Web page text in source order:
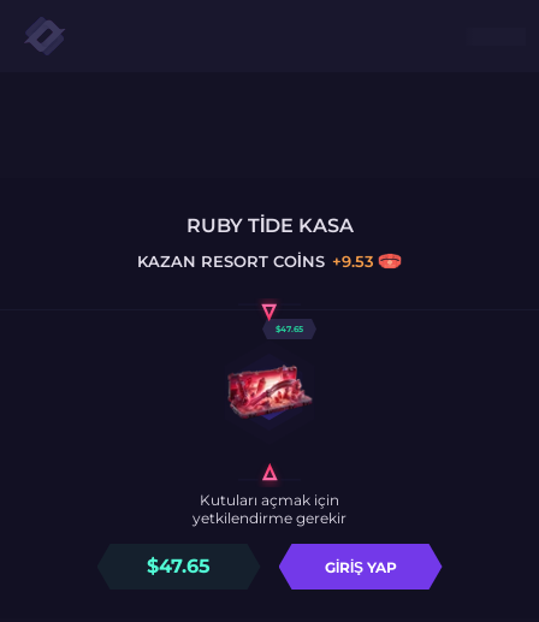
RUBY TIDE KASA
KAZAN RESORT COINS +9.53
$47.65
$47.65 GIRIŞ YAP
Kutuları açmak için
yetkilendirme gerekir